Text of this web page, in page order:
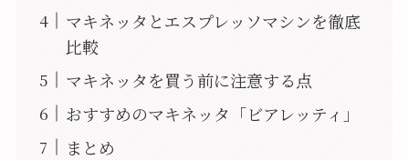
マキネッタとエスプレッソマシンを徹底
比較
マキネッタを買う前に注意する点
おすすめのマキネッタ「ビアレッティ」
まとめ